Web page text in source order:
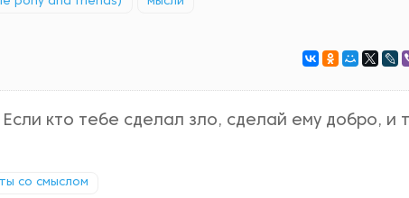
кто тебе сделал зло, сделай ему добро, и
со смыслом